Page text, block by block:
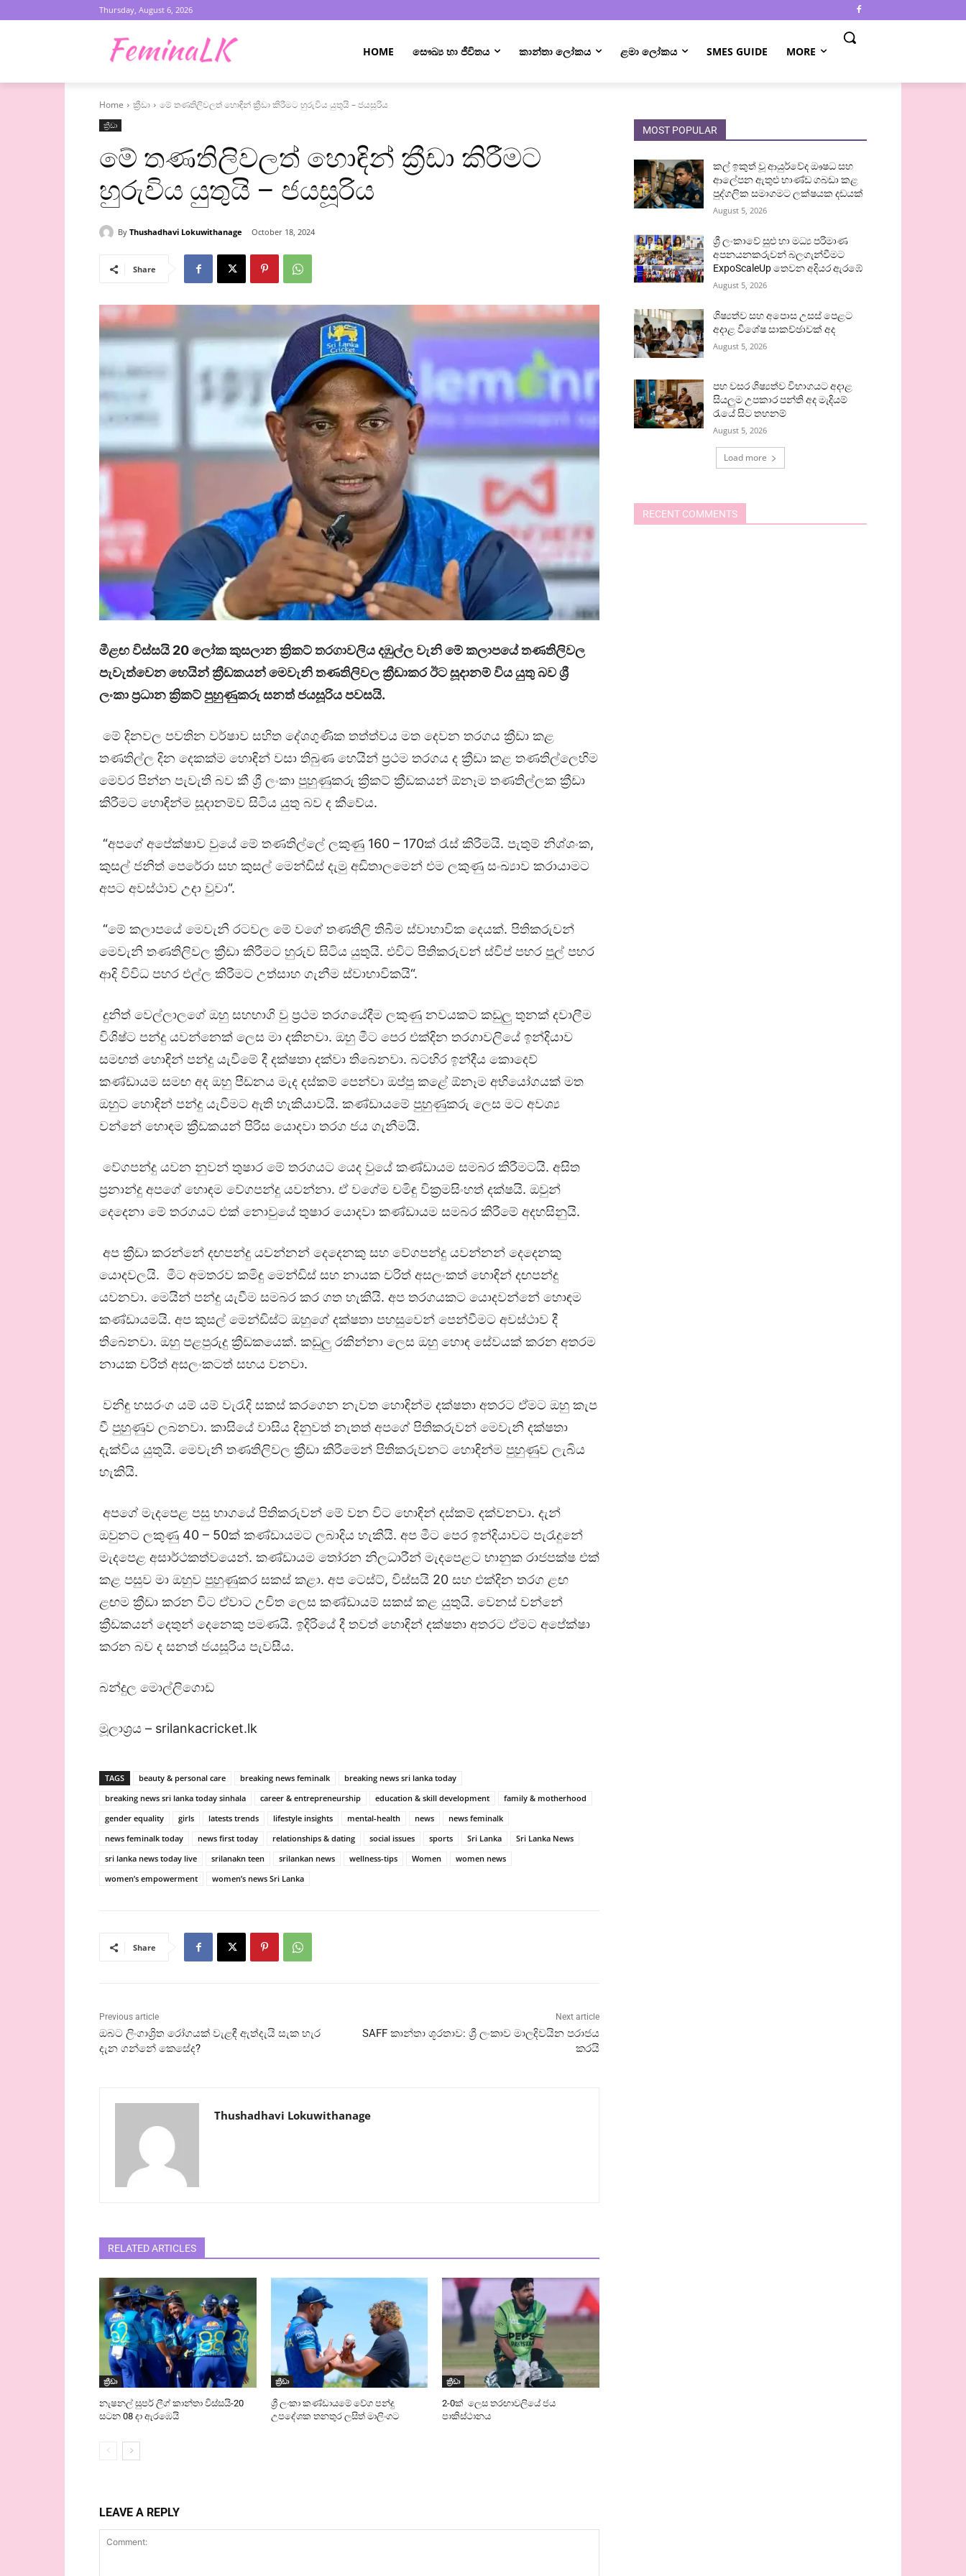
Thursday, August 6, 2026
HOME සෞඛ්‍ය හා ජීවිතය කාන්තා ලෝකය ළමා ලෝකය SMES GUIDE MORE
Home ක්‍රීඩා මේ තණතිලිවලත් හොඳින් ක්‍රීඩා කිරීමට හුරුවිය යුතුයි – ජයසූරිය
ක්‍රීඩා
මේ තණතිලිවලත් හොඳින් ක්‍රීඩා කිරීමට
හුරුවිය යුතුයි – ජයසූරිය
By Thushadhavi Lokuwithanage October 18, 2024
Share
මීළඟ විස්සයි 20 ලෝක කුසලාන ක්‍රිකට් තරගාවලිය දඹුල්ල වැනි මේ කලාපයේ තණතිලිවල
පැවැත්වෙන හෙයින් ක්‍රීඩකයන් මෙවැනි තණතිලිවල ක්‍රීඩාකර ඊට සූදානම් විය යුතු බව ශ්‍රී
ලංකා ප්‍රධාන ක්‍රිකට් පුහුණුකරු සනත් ජයසූරිය පවසයි.
මේ දිනවල පවතින වර්ෂාව සහිත දේශගුණික තත්ත්වය මත දෙවන තරගය ක්‍රීඩා කළ
තණතිල්ල දින දෙකක්ම හොඳින් වසා තිබුණ හෙයින් ප්‍රථම තරගය ද ක්‍රීඩා කළ තණතිල්ලෙහිම
මෙවර පින්න පැවැති බව කී ශ්‍රී ලංකා පුහුණුකරු ක්‍රිකට් ක්‍රීඩකයන් ඕනෑම තණතිල්ලක ක්‍රීඩා
කිරීමට හොඳින්ම සූදානම්ව සිටිය යුතු බව ද කීවේය.
“අපගේ අපේක්ෂාව වුයේ මේ තණතිල්ලේ ලකුණු 160 – 170ක් රැස් කිරීමයි. පැතුම් නිශ්ශංක,
කුසල් ජනිත් පෙරේරා සහ කුසල් මෙන්ඩිස් දැමු අඩිතාලමෙන් එම ලකුණු සංඛ්‍යාව කරායාමට
අපට අවස්ථාව උදා වුවා“.
“මේ කලාපයේ මෙවැනි රටවල මේ වගේ තණතිලි තිබීම ස්වාභාවික දෙයක්. පිතිකරුවන්
මෙවැනි තණතිලිවල ක්‍රීඩා කිරීමට හුරුව සිටිය යුතුයි. එවිට පිතිකරුවන් ස්විප් පහර පුල් පහර
ආදි විවිධ පහර එල්ල කිරීමට උත්සාහ ගැනීම ස්වාභාවිකයි“.
දුනිත් වෙල්ලාලගේ ඔහු සහභාගි වු ප්‍රථම තරගයේදීම ලකුණු නවයකට කඩුලු තුනක් දවාලීම
විශිෂ්ට පන්දු යවන්නෙක් ලෙස මා දකිනවා. ඔහු මීට පෙර එක්දින තරගාවලියේ ඉන්දියාව
සමඟත් හොඳින් පන්දු යැවීමේ දී දක්ෂතා දක්වා තිබෙනවා. බටහිර ඉන්දීය කොදෙව්
කණ්ඩායම සමඟ අද ඔහු පීඩනය මැද දස්කම් පෙන්වා ඔප්පු කළේ ඕනෑම අභියෝගයක් මත
ඔහුට හොඳින් පන්දු යැවීමට ඇති හැකියාවයි. කණ්ඩායමේ පුහුණුකරු ලෙස මට අවශ්‍ය
වන්නේ හොඳම ක්‍රීඩකයන් පිරිස යොදවා තරග ජය ගැනීමයි.
වේගපන්දු යවන නුවන් තුෂාර මේ තරගයට යෙද වුයේ කණ්ඩායම සමබර කිරීමටයි. අසිත
ප්‍රනාන්දු අපගේ හොඳම වේගපන්දු යවන්නා. ඒ වගේම චමිඳු වික්‍රමසිංහත් දක්ෂයි. ඔවුන්
දෙදෙනා මේ තරගයට එක් නොවුයේ තුෂාර යොදවා කණ්ඩායම සමබර කිරීමේ අදහසිනුයි.
අප ක්‍රීඩා කරන්නේ දඟපන්දු යවන්නන් දෙදෙනකු සහ වේගපන්දු යවන්නන් දෙදෙනකු
යොදවලයි. මීට අමතරව කමිඳු මෙන්ඩිස් සහ නායක චරිත් අසලංකත් හොඳින් දඟපන්දු
යවනවා. මෙයින් පන්දු යැවීම සමබර කර ගත හැකියි. අප තරගයකට යොදවන්නේ හොඳම
කණ්ඩායමයි. අප කුසල් මෙන්ඩිස්ට ඔහුගේ දක්ෂතා පහසුවෙන් පෙන්වීමට අවස්ථාව දී
තිබෙනවා. ඔහු පළපුරුදු ක්‍රීඩකයෙක්. කඩුලු රකින්නා ලෙස ඔහු හොඳ සේවයක් කරන අතරම
නායක චරිත් අසලංකටත් සහය වනවා.
වනිඳු හසරංග යම් යම් වැරැදි සකස් කරගෙන නැවත හොඳින්ම දක්ෂතා අතරට ඒමට ඔහු කැප
වී පුහුණුව ලබනවා. කාසියේ වාසිය දිනුවත් නැතත් අපගේ පිතිකරුවන් මෙවැනි දක්ෂතා
දැක්විය යුතුයි. මෙවැනි තණතිලිවල ක්‍රීඩා කිරීමෙන් පිතිකරුවනට හොඳින්ම පුහුණුව ලැබිය
හැකියි.
අපගේ මැදපෙළ පසු භාගයේ පිතිකරුවන් මේ වන විට හොඳින් දස්කම් දක්වනවා. දැන්
ඔවුනට ලකුණු 40 – 50ක් කණ්ඩායමට ලබාදිය හැකියි. අප මීට පෙර ඉන්දියාවට පැරැදුනේ
මැදපෙළ අසාර්ථකත්වයෙන්. කණ්ඩායම තෝරන නිලධාරීන් මැදපෙළට භානුක රාජපක්ෂ එක්
කළ පසුව මා ඔහුව පුහුණුකර සකස් කළා. අප ටෙස්ට්, විස්සයි 20 සහ එක්දින තරග ළඟ
ළඟම ක්‍රීඩා කරන විට ඒවාට උචිත ලෙස කණ්ඩායම් සකස් කළ යුතුයි. වෙනස් වන්නේ
ක්‍රීඩකයන් දෙතුන් දෙනෙකු පමණයි. ඉදිරියේ දී තවත් හොඳින් දක්ෂතා අතරට ඒමට අපේක්ෂා
කරන බව ද සනත් ජයසූරිය පැවසීය.
බන්දුල මොල්ලිගොඩ
මූලාශ්‍රය – srilankacricket.lk
TAGS beauty & personal care breaking news feminalk
breaking news sri lanka today
breaking news sri lanka today sinhala
career & entrepreneurship education & skill development
family & motherhood
gender equality
girls latests trends lifestyle insights mental-health news
news feminalk
news feminalk today
news first today relationships & dating social issues sports Sri Lanka
Sri Lanka News
sri lanka news today live
srilanakn teen srilankan news wellness-tips Women
women news
women’s empowerment
women’s news Sri Lanka
Share
Previous article
ඔබට ලිංගාශ්‍රිත රෝගයක් වැළඳී ඇත්දැයි සැක හැර
දැන ගන්නේ කෙසේද?
Next article
SAFF කාන්තා ශූරතාව: ශ්‍රී ලංකාව මාලදිවයින පරාජය
කරයි
Thushadhavi Lokuwithanage
RELATED ARTICLES
ක්‍රීඩා
නැෂනල් සුපර් ලීග් කාන්තා විස්සයි-20
සටන 08 දා ඇරඹෙයි
ක්‍රීඩා
ශ්‍රී ලංකා කණ්ඩායමේ වේග පන්දු
උපදේශක තනතුර ලසිත් මාලිංගට
ක්‍රීඩා
2-0ක් ලෙස තරඟාවලියේ ජය
පාකිස්ථානය
LEAVE A REPLY
MOST POPULAR
කල් ඉකුත් වූ ආයුර්වේද ඖෂධ සහ
ආලේපන ඇතුළු භාණ්ඩ ගබඩා කළ
පුද්ගලික සමාගමට ලක්ෂයක දඩයක්
August 5, 2026
ශ්‍රී ලංකාවේ සුළු හා මධ්‍ය පරිමාණ
අපනයනකරුවන් බලගැන්වීමට
ExpoScaleUp තෙවන අදියර ඇරඹේ
August 5, 2026
ශිෂ්‍යත්ව සහ අපොස උසස් පෙළට
අදාළ විශේෂ සාකච්ඡාවක් අද
August 5, 2026
පහ වසර ශිෂ්‍යත්ව විභාගයට අදාළ
සියලුම උපකාර පන්ති අද මැදියම්
රැයේ සිට තහනම්
August 5, 2026
Load more
RECENT COMMENTS